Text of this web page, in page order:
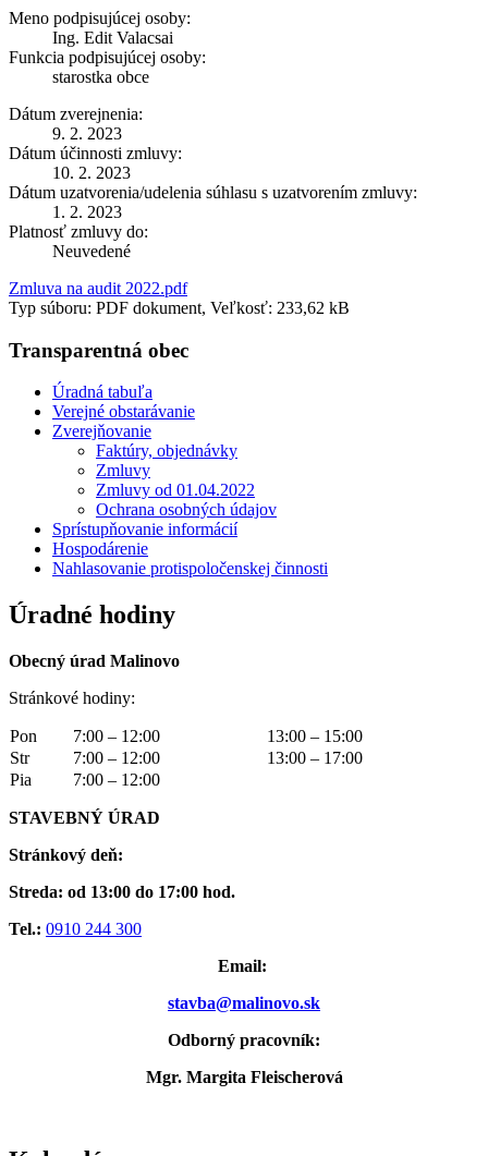
Meno podpisujúcej osoby:
Ing. Edit Valacsai
Funkcia podpisujúcej osoby:
starostka obce
Dátum zverejnenia:
9. 2. 2023
Dátum účinnosti zmluvy:
10. 2. 2023
Dátum uzatvorenia/udelenia súhlasu s uzatvorením zmluvy:
1. 2. 2023
Platnosť zmluvy do:
Neuvedené
Zmluva na audit 2022.pdf
Typ súboru: PDF dokument, Veľkosť: 233,62 kB
Transparentná obec
Úradná tabuľa
Verejné obstarávanie
Zverejňovanie
Faktúry, objednávky
Zmluvy
Zmluvy od 01.04.2022
Ochrana osobných údajov
Sprístupňovanie informácií
Hospodárenie
Nahlasovanie protispoločenskej činnosti
Úradné hodiny
Obecný úrad Malinovo
Stránkové hodiny:
Pon 7:00 – 12:00
13:00 – 15:00
Str
7:00 – 12:00
13:00 – 17:00
Pia
7:00 – 12:00
STAVEBNÝ ÚRAD
Stránkový deň:
Streda: od 13:00 do 17:00 hod.
Tel.: 0910 244 300
Email:
stavba@malinovo.sk
Odborný pracovník:
Mgr. Margita Fleischerová